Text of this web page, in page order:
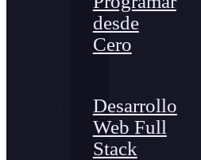
desde
Cero
Desarrollo
Web Full
Stack